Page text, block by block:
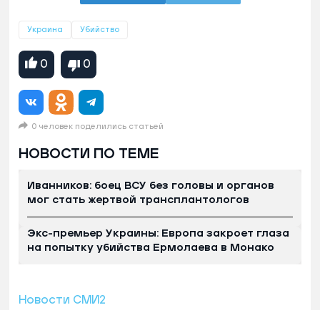
Украина Убийство
0 0
0 человек поделились статьей
НОВОСТИ ПО ТЕМЕ
Иванников: боец ВСУ без головы и органов
мог стать жертвой трансплантологов
Экс-премьер Украины: Европа закроет глаза
на попытку убийства Ермолаева в Монако
Новости СМИ2